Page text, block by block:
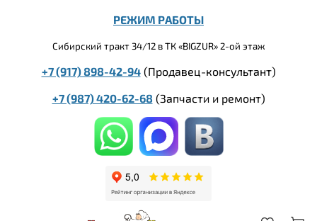
РЕЖИМ РАБОТЫ
Сибирский тракт 34/12 в ТК «BIGZUR» 2-ой этаж
+7 (917) 898-42-94(Продавец-консультант)
+7 (987) 420-62-68 (Запчасти и ремонт)